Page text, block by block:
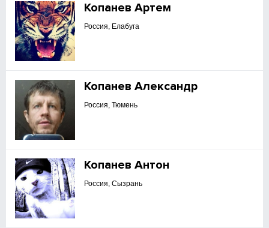
Копанев Артем
Россия, Елабуга
Копанев Александр
Россия, Тюмень
Копанев Антон
Россия, Сызрань